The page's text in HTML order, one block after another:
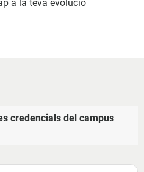
a la teva evolució
credencials del campus